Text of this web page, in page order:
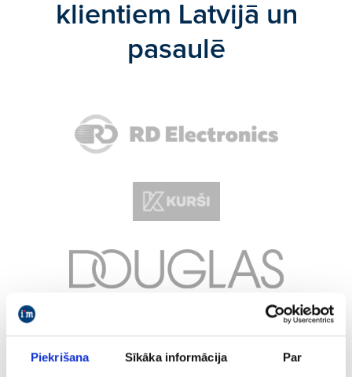
Piekrišana Sīkāka informācija Par
klientiem Latvijā un
pasaulē